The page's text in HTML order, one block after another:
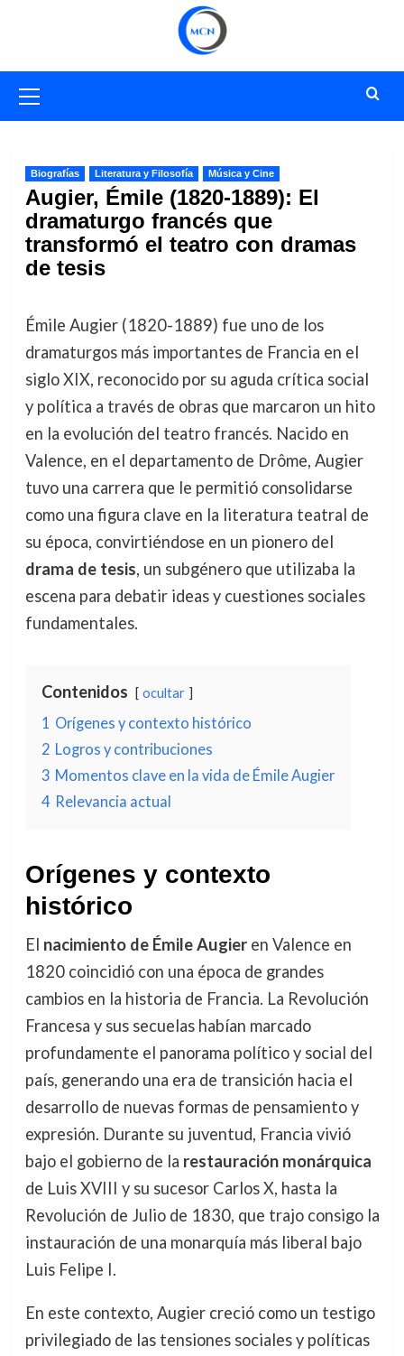
primario
Biografías Literatura y Filosofía Música y Cine
Augier, Émile (1820-1889): El
dramaturgo francés que
transformó el teatro con dramas
de tesis
Émile Augier (1820-1889) fue uno de los
dramaturgos más importantes de Francia en el
siglo XIX, reconocido por su aguda crítica social
y política a través de obras que marcaron un hito
en la evolución del teatro francés. Nacido en
Valence, en el departamento de Drôme, Augier
tuvo una carrera que le permitió consolidarse
como una figura clave en la literatura teatral de
su época, convirtiéndose en un pionero del
drama de tesis, un subgénero que utilizaba la
escena para debatir ideas y cuestiones sociales
fundamentales.
Contenidos ocultar
1 Orígenes y contexto histórico
2 Logros y contribuciones
3 Momentos clave en la vida de Émile Augier
4 Relevancia actual
Orígenes y contexto
histórico
El nacimiento de Émile Augieren Valence en
1820 coincidió con una época de grandes
cambios en la historia de Francia. La Revolución
Francesa y sus secuelas habían marcado
profundamente el panorama político y social del
país, generando una era de transición hacia el
desarrollo de nuevas formas de pensamiento y
expresión. Durante su juventud, Francia vivió
bajo el gobierno de la restauración monárquica
de Luis XVIII y su sucesor Carlos X, hasta la
Revolución de Julio de 1830, que trajo consigo la
instauración de una monarquía más liberal bajo
Luis Felipe I.
En este contexto, Augier creció como un testigo
privilegiado de las tensiones sociales y políticas